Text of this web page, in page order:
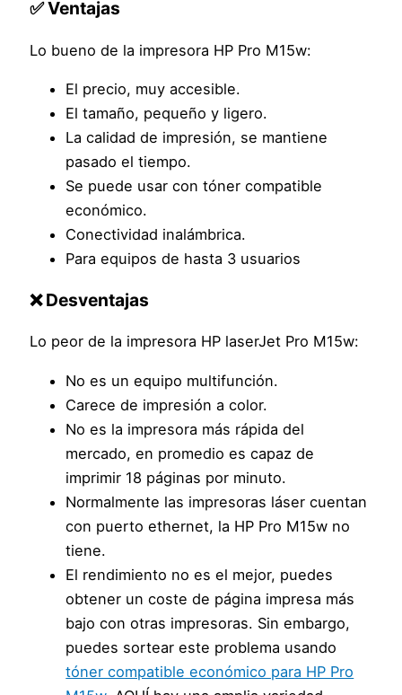
✅ Ventajas
Lo bueno de la impresora HP Pro M15w:
El precio, muy accesible.
El tamaño, pequeño y ligero.
La calidad de impresión, se mantiene
pasado el tiempo.
Se puede usar con tóner compatible
económico.
Conectividad inalámbrica.
Para equipos de hasta 3 usuarios
❌ Desventajas
Lo peor de la impresora HP laserJet Pro M15w:
No es un equipo multifunción.
Carece de impresión a color.
No es la impresora más rápida del
mercado, en promedio es capaz de
imprimir 18 páginas por minuto.
Normalmente las impresoras láser cuentan
con puerto ethernet, la HP Pro M15w no
tiene.
El rendimiento no es el mejor, puedes
obtener un coste de página impresa más
bajo con otras impresoras. Sin embargo,
puedes sortear este problema usando
tóner compatible económico para HP Pro